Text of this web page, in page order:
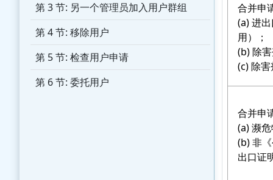
第 3 节: 另一个管理员加入用户群组
第 4 节: 移除用户
第 5 节: 检查用户申请
第 6 节: 委托用户
合并申
(a) 进
用）；
(b) 除
(c) 除
合并申
(a) 濒
(b) 非
出口证